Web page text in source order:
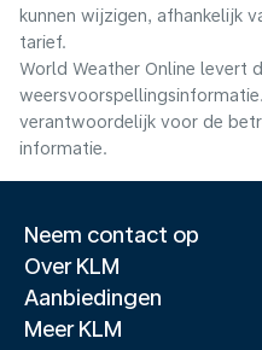
kunnen wijzigen, afhankelijk
tarief.
World Weather Online levert
verantwoordelijk voor de
informatie.
Neem contact op
Over KLM
Aanbiedingen
Meer KLM